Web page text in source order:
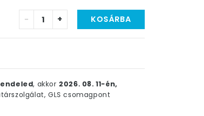
- + KOSÁRBA
, akkor 2026. 08. 11-én,
GLS csomagpont